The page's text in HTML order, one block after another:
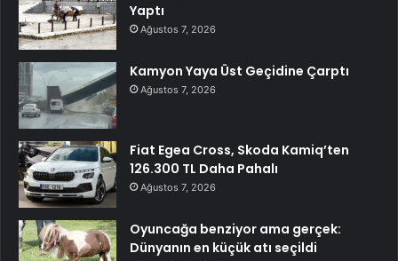
Yaptı
Ağustos 7, 2026
Kamyon Yaya Üst Geçidine Çarptı
Ağustos 7, 2026
Fiat Egea Cross, Skoda Kamiq’ten
126.300 TL Daha Pahalı
Ağustos 7, 2026
Oyuncağa benziyor ama gerçek:
Dünyanın en küçük atı seçildi